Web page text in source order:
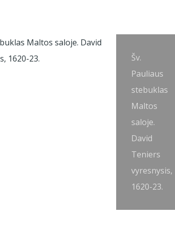
Šv.
Pauliaus
stebuklas
Maltos
saloje.
David
Teniers
vyresnysis,
1620-23.